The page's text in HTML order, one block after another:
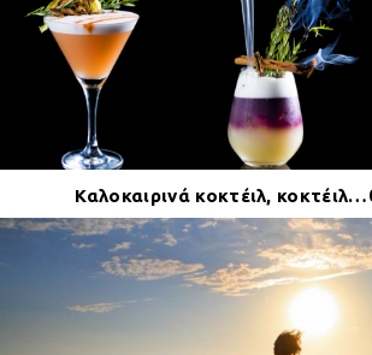
Καλοκαιρινά κοκτέιλ,